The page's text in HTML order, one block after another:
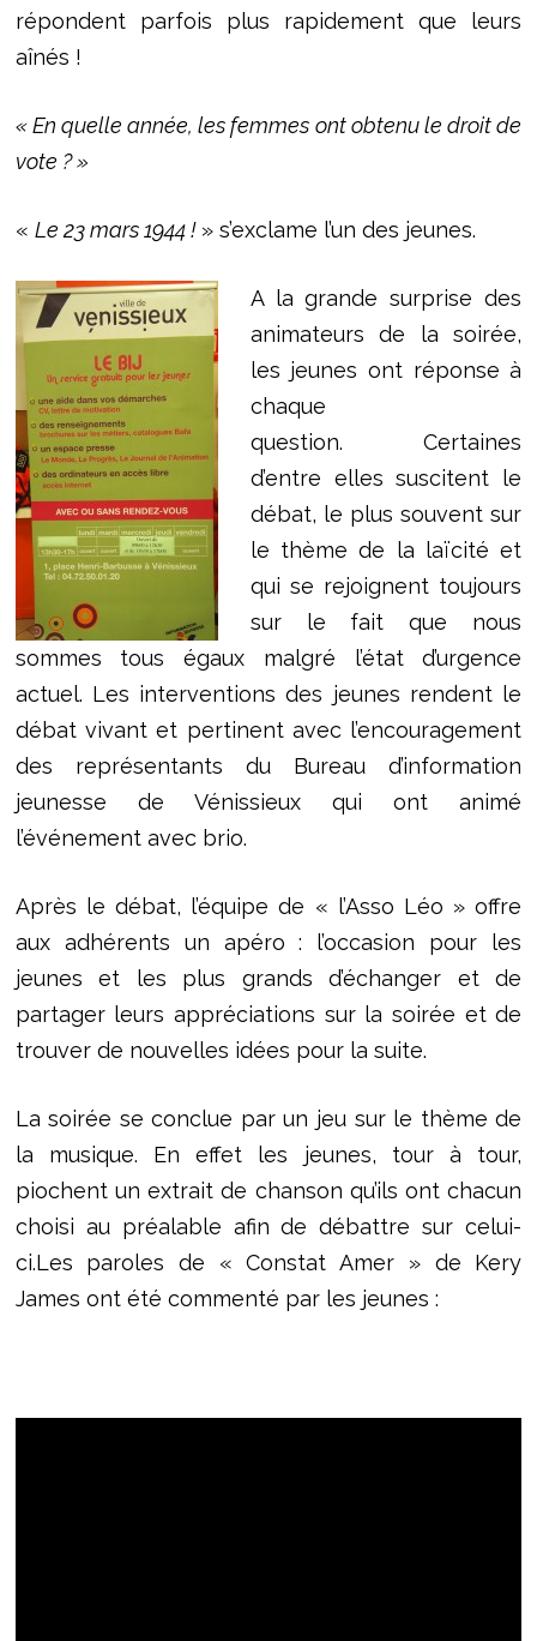
répondent parfois plus rapidement que leurs
aînés !
« En quelle année, les femmes ont obtenu le droit de
vote ? »
« Le 23 mars 1944 !» s’exclame l’un des jeunes.
A la grande surprise des
animateurs de la soirée,
les jeunes ont réponse à
chaque
question. Certaines
d’entre elles suscitent le
débat, le plus souvent sur
le thème de la laïcité et
qui se rejoignent toujours
sur le fait que nous
sommes tous égaux malgré l’état d’urgence
actuel. Les interventions des jeunes rendent le
débat vivant et pertinent avec l’encouragement
des représentants du Bureau d’information
jeunesse de Vénissieux qui ont animé
l’événement avec brio.
Après le débat, l’équipe de « l’Asso Léo » offre
aux adhérents un apéro : l’occasion pour les
jeunes et les plus grands d’échanger et de
partager leurs appréciations sur la soirée et de
trouver de nouvelles idées pour la suite.
La soirée se conclue par un jeu sur le thème de
la musique. En effet les jeunes, tour à tour,
piochent un extrait de chanson qu’ils ont chacun
choisi au préalable afin de débattre sur celui-
ci.Les paroles de « Constat Amer » de Kery
James ont été commenté par les jeunes :